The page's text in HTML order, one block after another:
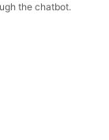
the chatbot.